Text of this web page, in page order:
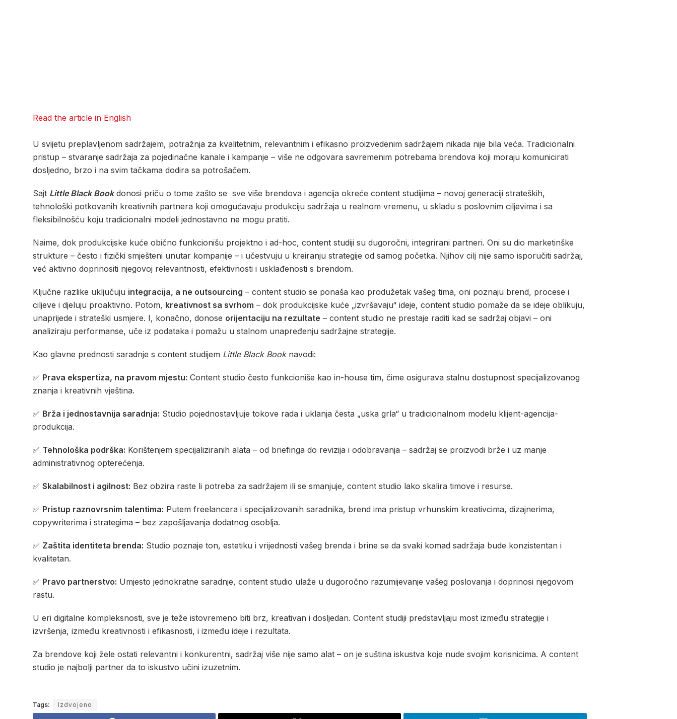
Read the article in English
U svijetu preplavljenom sadržajem, potražnja za kvalitetnim, relevantnim i efikasno proizvedenim sadržajem nikada nije bila veća. Tradicionalni
pristup – stvaranje sadržaja za pojedinačne kanale i kampanje – više ne odgovara savremenim potrebama brendova koji moraju komunicirati
dosljedno, brzo i na svim tačkama dodira sa potrošačem.
Sajt Little Black Book donosi priču o tome zašto se sve više brendova i agencija okreće content studijima – novoj generaciji strateških,
tehnološki potkovanih kreativnih partnera koji omogućavaju produkciju sadržaja u realnom vremenu, u skladu s poslovnim ciljevima i sa
fleksibilnošću koju tradicionalni modeli jednostavno ne mogu pratiti.
Naime, dok produkcijske kuće obično funkcionišu projektno i ad-hoc, content studiji su dugoročni, integrirani partneri. Oni su dio marketinške
strukture – često i fizički smješteni unutar kompanije – i učestvuju u kreiranju strategije od samog početka. Njihov cilj nije samo isporučiti sadržaj,
već aktivno doprinositi njegovoj relevantnosti, efektivnosti i usklađenosti s brendom.
Ključne razlike uključuju integracija, a ne outsourcing – content studio se ponaša kao produžetak vašeg tima, oni poznaju brend, procese i
ciljeve i djeluju proaktivno. Potom, kreativnost sa svrhom – dok produkcijske kuće „izvršavaju“ ideje, content studio pomaže da se ideje oblikuju,
unaprijede i strateški usmjere. I, konačno, donose orijentaciju na rezultate – content studio ne prestaje raditi kad se sadržaj objavi – oni
analiziraju performanse, uče iz podataka i pomažu u stalnom unapređenju sadržajne strategije.
Kao glavne prednosti saradnje s content studijem Little Black Book navodi:
✅ Prava ekspertiza, na pravom mjestu: Content studio često funkcioniše kao in-house tim, čime osigurava stalnu dostupnost specijalizovanog
znanja i kreativnih vještina.
✅ Brža i jednostavnija saradnja: Studio pojednostavljuje tokove rada i uklanja česta „uska grla“ u tradicionalnom modelu klijent-agencija-
produkcija.
✅ Tehnološka podrška: Korištenjem specijaliziranih alata – od briefinga do revizija i odobravanja – sadržaj se proizvodi brže i uz manje
administrativnog opterećenja.
✅ Skalabilnost i agilnost: Bez obzira raste li potreba za sadržajem ili se smanjuje, content studio lako skalira timove i resurse.
✅ Pristup raznovrsnim talentima: Putem freelancera i specijalizovanih saradnika, brend ima pristup vrhunskim kreativcima, dizajnerima,
copywriterima i strategima – bez zapošljavanja dodatnog osoblja.
✅ Zaštita identiteta brenda: Studio poznaje ton, estetiku i vrijednosti vašeg brenda i brine se da svaki komad sadržaja bude konzistentan i
kvalitetan.
✅ Pravo partnerstvo: Umjesto jednokratne saradnje, content studio ulaže u dugoročno razumijevanje vašeg poslovanja i doprinosi njegovom
rastu.
U eri digitalne kompleksnosti, sve je teže istovremeno biti brz, kreativan i dosljedan. Content studiji predstavljaju most između strategije i
izvršenja, između kreativnosti i efikasnosti, i između ideje i rezultata.
Za brendove koji žele ostati relevantni i konkurentni, sadržaj više nije samo alat – on je suština iskustva koje nude svojim korisnicima. A content
studio je najbolji partner da to iskustvo učini izuzetnim.
Tags: Izdvojeno